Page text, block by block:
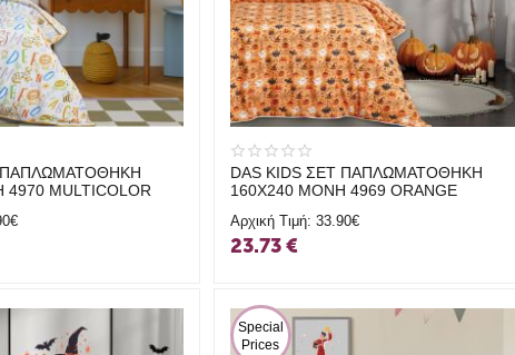
ΠΑΠΛΩΜΑΤΟΘΗΚΗ
MULTICOLOR
DAS KIDS ΣΕΤ ΠΑΠΛΩΜΑΤΟΘΗΚΗ
160Χ240 ΜΟΝΗ 4969 ORANGE
Αρχική Τιμή: 33.90€
23.73€
Special
Prices